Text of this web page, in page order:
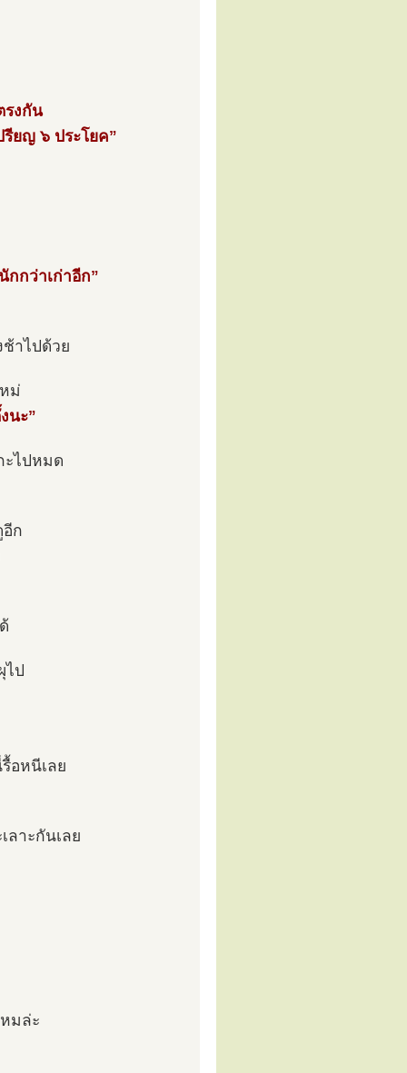
รงกัน
ยญ ๖ ประโยค”
กกว่าเก่าอีก”
าไปด้วย
ม่
นะ”
ะไปหมด
ก
ไป
อหนีเลย
าะกันเลย
มล่ะ